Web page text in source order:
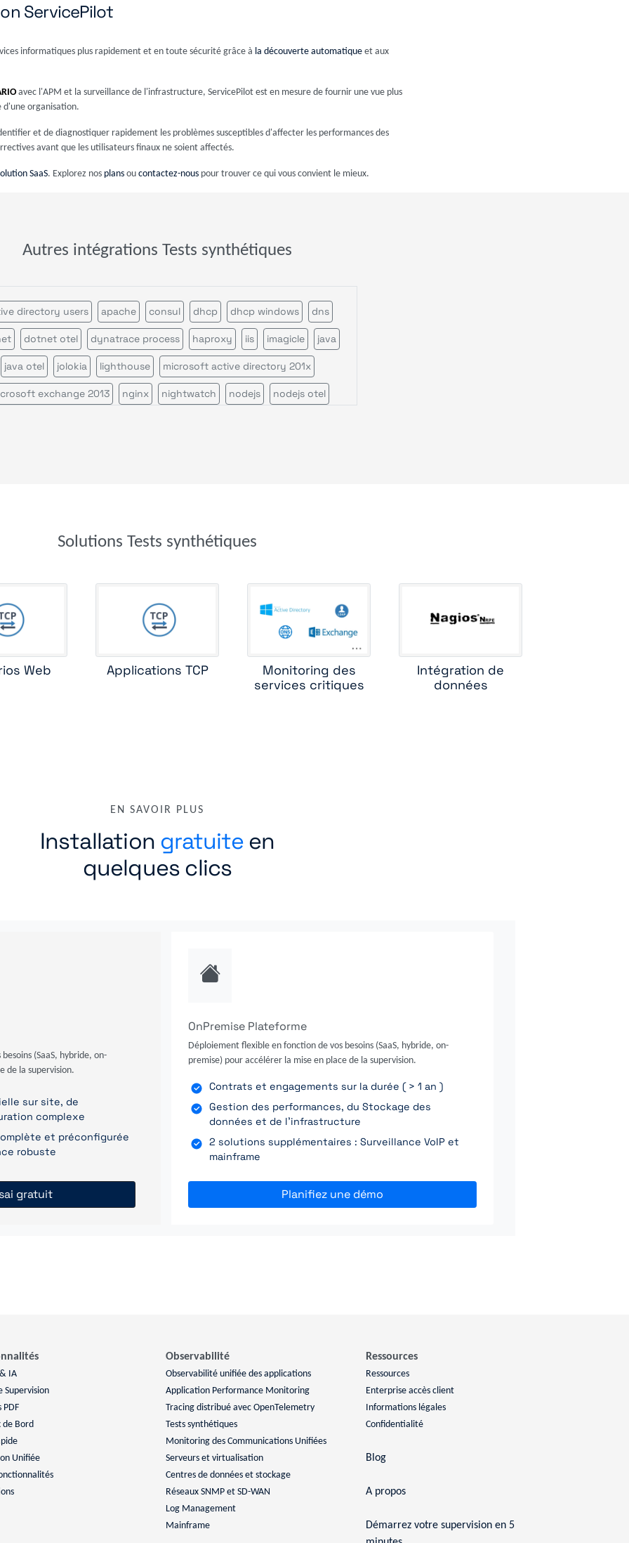
ServicePilot
informatiques plus rapidement et en toute sécurité grâce à la découverte automatique et aux
avec l'APM et la surveillance de l'infrastructure, ServicePilot est en mesure de fournir une vue plus
organisation.
et de diagnostiquer rapidement les problèmes susceptibles d'affecter les performances des
avant que les utilisateurs finaux ne soient affectés.
SaaS. Explorez nos plans ou contactez-nous pour trouver ce qui vous convient le mieux.
Autres intégrations Tests synthétiques
directory users apache consul dhcp dhcp windows dns
dotnet otel dynatrace process haproxy iis imagicle java
java otel jolokia lighthouse microsoft active directory 201x
exchange 2013 nginx nightwatch nodejs nodejs otel
Solutions Tests synthétiques
Web Applications TCP
Monitoring des
services critiques
Intégration de
données
EN SAVOIR PLUS
Installation gratuiteen
quelques clics
(SaaS, hybride, on-
de la supervision.
sur site, de
complexe
et préconfigurée
robuste
gratuit
OnPremise Plateforme
Déploiement flexible en fonction de vos besoins (SaaS, hybride, on-
premise) pour accélérer la mise en place de la supervision.
Contrats et engagements sur la durée ( > 1 an )
Gestion des performances, du Stockage des
données et de l'infrastructure
2 solutions supplémentaires : Surveillance VoIP et
mainframe
Planifiez une démo
IA
Supervision
PDF
de Bord
Unifiée
Observabilité
Observabilité unifiée des applications
Application Performance Monitoring
Tracing distribué avec OpenTelemetry
Tests synthétiques
Monitoring des Communications Unifiées
Serveurs et virtualisation
Centres de données et stockage
Réseaux SNMP et SD-WAN
Log Management
Mainframe
Ressources
Ressources
Enterprise accès client
Informations légales
Confidentialité
Blog
A propos
Démarrez votre supervision en 5